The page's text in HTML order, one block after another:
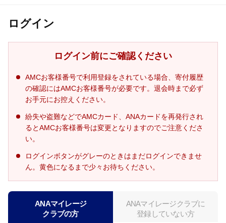
ログイン
ログイン前にご確認ください
AMCお客様番号で利用登録をされている場合、寄付履歴
の確認にはAMCお客様番号が必要です。退会時まで必ず
お手元にお控えください。
紛失や盗難などでAMCカード、ANAカードを再発行され
るとAMCお客様番号は変更となりますのでご注意くださ
い。
ログインボタンがグレーのときはまだログインできませ
ん。黄色になるまで少々お待ちください。
ANAマイレージ
クラブの方
ANAマイレージクラブに
登録していない方